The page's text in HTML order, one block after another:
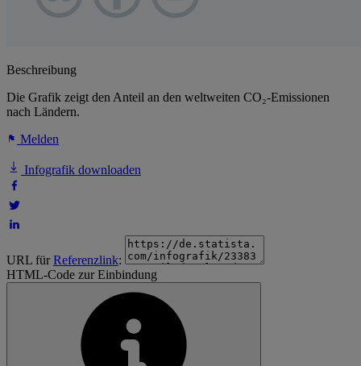
Beschreibung
Die Grafik zeigt den Anteil an den weltweiten CO₂-Emissionen
nach Ländern.
Melden
Infografik downloaden
URL fürReferenzlink:
HTML-Code zur Einbindung